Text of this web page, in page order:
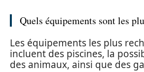
Quels équipements sont les
Les équipements les plus
incluent des piscines, la
des animaux, ainsi que des